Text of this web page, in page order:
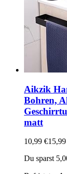
Aikzik
Bohren,
matt
10,99 €
Du sparst